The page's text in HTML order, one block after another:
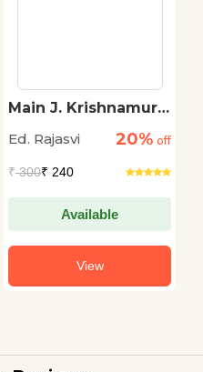
Main J. Krishnamurti
Ed. Rajasvi
20% off
₹300₹ 240
Available
View